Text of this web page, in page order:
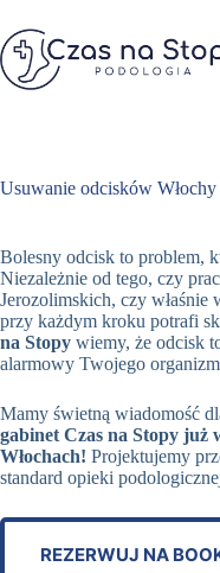
do
treści
Usuwanie odcisków Włochy
Bolesny odcisk to problem,
Niezależnie od tego, czy
Jerozolimskich, czy właśnie
przy każdym kroku potrafi
na Stopy wiemy, że odcisk
alarmowy Twojego
Mamy świetną wiadomość
gabinet Czas na Stopy
Włochach! Projektujemy
standard opieki
REZERWUJ NA